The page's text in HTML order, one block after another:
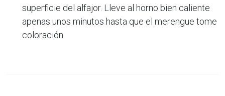
superficie del alfajor. Lleve al horno bien caliente
apenas unos minutos hasta que el merengue tome
coloración.